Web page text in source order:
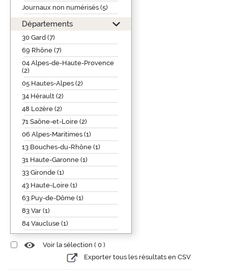
Journaux non numérisés (5)
Départements
30 Gard (7)
69 Rhône (7)
04 Alpes-de-Haute-Provence
(2)
05 Hautes-Alpes (2)
34 Hérault (2)
48 Lozère (2)
71 Saône-et-Loire (2)
06 Alpes-Maritimes (1)
13 Bouches-du-Rhône (1)
31 Haute-Garonne (1)
33 Gironde (1)
43 Haute-Loire (1)
63 Puy-de-Dôme (1)
83 Var (1)
84 Vaucluse (1)
Voir la sélection ( 0 )
Exporter tous les résultats en CSV